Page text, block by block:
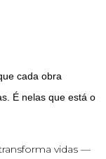
cada obra
É nelas que está o
vidas —